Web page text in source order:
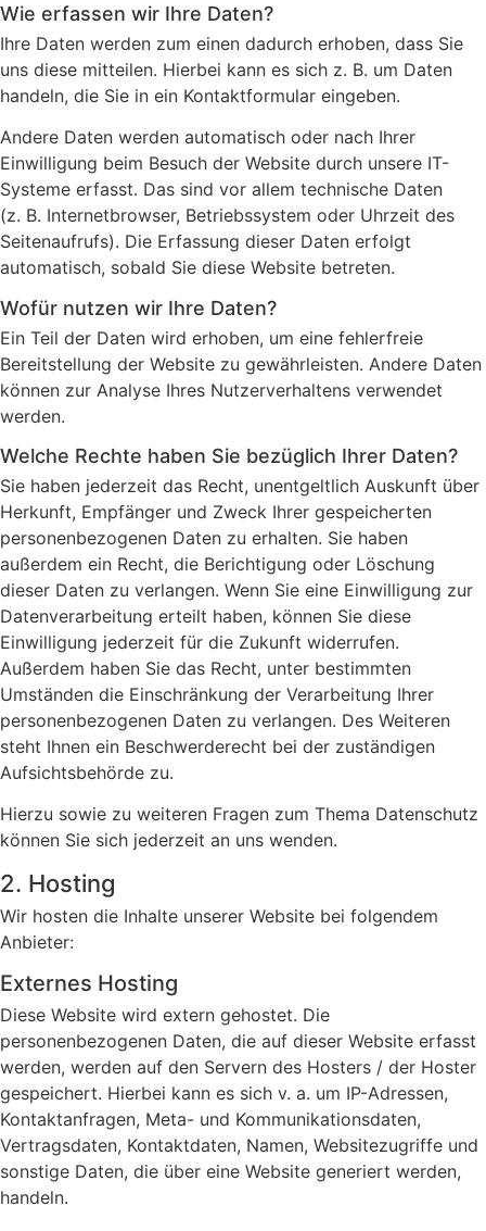
Wie erfassen wir Ihre Daten?
Ihre Daten werden zum einen dadurch erhoben, dass Sie
uns diese mitteilen. Hierbei kann es sich z. B. um Daten
handeln, die Sie in ein Kontaktformular eingeben.
Andere Daten werden automatisch oder nach Ihrer
Einwilligung beim Besuch der Website durch unsere IT-
Systeme erfasst. Das sind vor allem technische Daten
(z. B. Internetbrowser, Betriebssystem oder Uhrzeit des
Seitenaufrufs). Die Erfassung dieser Daten erfolgt
automatisch, sobald Sie diese Website betreten.
Wofür nutzen wir Ihre Daten?
Ein Teil der Daten wird erhoben, um eine fehlerfreie
Bereitstellung der Website zu gewährleisten. Andere Daten
können zur Analyse Ihres Nutzerverhaltens verwendet
werden.
Welche Rechte haben Sie bezüglich Ihrer Daten?
Sie haben jederzeit das Recht, unentgeltlich Auskunft über
Herkunft, Empfänger und Zweck Ihrer gespeicherten
personenbezogenen Daten zu erhalten. Sie haben
außerdem ein Recht, die Berichtigung oder Löschung
dieser Daten zu verlangen. Wenn Sie eine Einwilligung zur
Datenverarbeitung erteilt haben, können Sie diese
Einwilligung jederzeit für die Zukunft widerrufen.
Außerdem haben Sie das Recht, unter bestimmten
Umständen die Einschränkung der Verarbeitung Ihrer
personenbezogenen Daten zu verlangen. Des Weiteren
steht Ihnen ein Beschwerderecht bei der zuständigen
Aufsichtsbehörde zu.
Hierzu sowie zu weiteren Fragen zum Thema Datenschutz
können Sie sich jederzeit an uns wenden.
2. Hosting
Wir hosten die Inhalte unserer Website bei folgendem
Anbieter:
Externes Hosting
Diese Website wird extern gehostet. Die
personenbezogenen Daten, die auf dieser Website erfasst
werden, werden auf den Servern des Hosters / der Hoster
gespeichert. Hierbei kann es sich v. a. um IP-Adressen,
Kontaktanfragen, Meta- und Kommunikationsdaten,
Vertragsdaten, Kontaktdaten, Namen, Websitezugriffe und
sonstige Daten, die über eine Website generiert werden,
handeln.